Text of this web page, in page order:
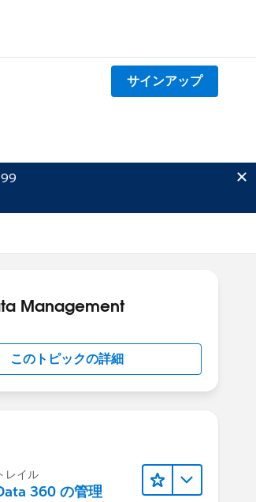
サインアップ
Management
このトピックの詳細
レイル
360 の管理